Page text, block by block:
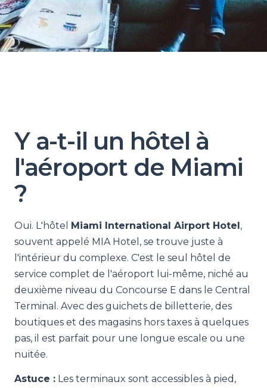
Y a-t-il un hôtel à
l'aéroport de Miami
?
Oui. L'hôtel Miami International Airport Hotel,
souvent appelé MIA Hotel, se trouve juste à
l'intérieur du complexe. C'est le seul hôtel de
service complet de l'aéroport lui-même, niché au
deuxième niveau du Concourse E dans le Central
Terminal. Avec des guichets de billetterie, des
boutiques et des magasins hors taxes à quelques
pas, il est parfait pour une longue escale ou une
nuitée.
Astuce : Les terminaux sont accessibles à pied,